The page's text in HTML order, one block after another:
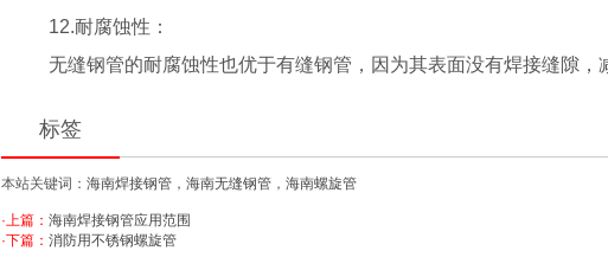
12.耐腐蚀性：
无缝钢管的耐腐蚀性也优于有缝钢管，因为其表面没有焊接缝隙，
标签
本站关键词： 海南焊接钢管 ， 海南无缝钢管 ， 海南螺旋管
·上篇： 海南焊接钢管应用范围
·下篇： 消防用不锈钢螺旋管